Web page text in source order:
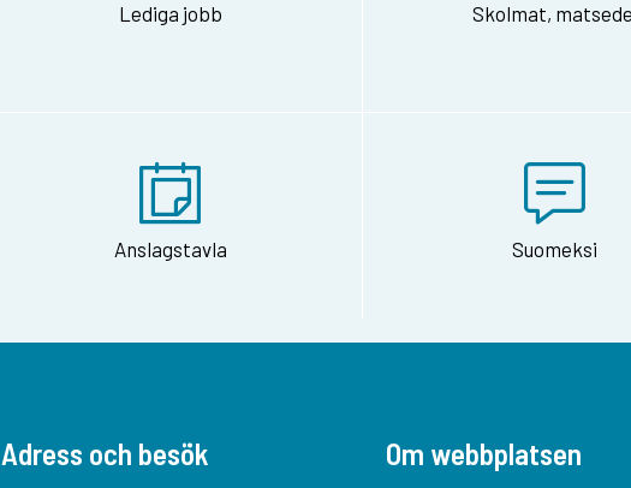
Lediga jobb Skolmat,
Anslagstavla Suomeksi
Adress och besök Om webbplatsen